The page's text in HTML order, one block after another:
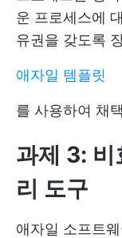
운 프로세스에
유권을 갖도록
애자일 템플릿
를 사용하여 채
과제 3: 비
리 도구
애자일 소프트